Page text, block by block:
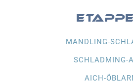
MANDLING-
SCHLADMING-
AICH-